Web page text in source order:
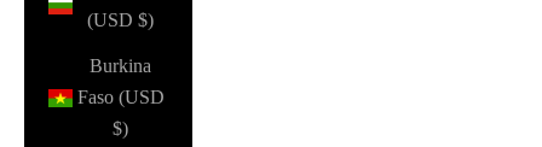
(USD $)
Burkina
Faso (USD
$)